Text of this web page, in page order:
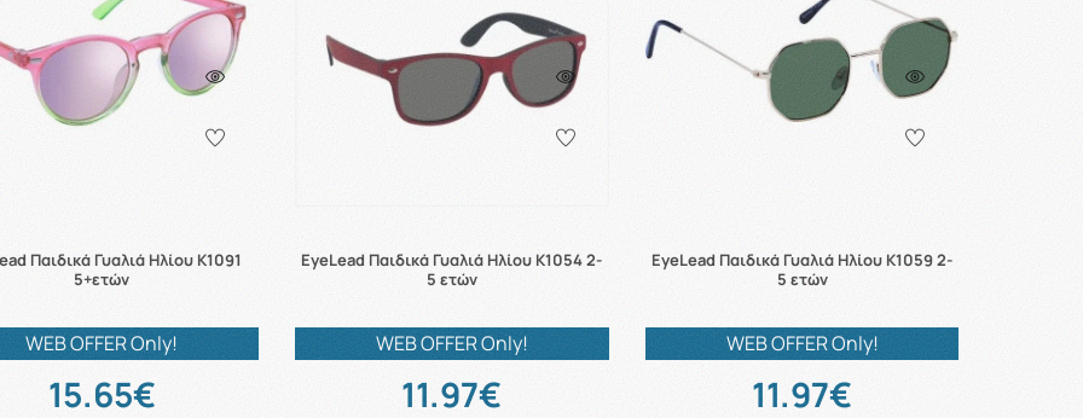
Παιδικά Γυαλιά Ηλίου K1091
5+ετών
WEB OFFER Only!
15.65€
EyeLead Παιδικά Γυαλιά Ηλίου K1054 2-
5 ετών
WEB OFFER Only!
11.97€
EyeLead Παιδικά Γυαλιά Ηλίου K1059 2-
5 ετών
WEB OFFER Only!
11.97€